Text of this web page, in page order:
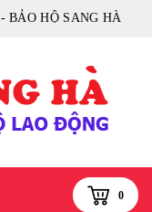
BẢO HỘ SANG HÀ
0